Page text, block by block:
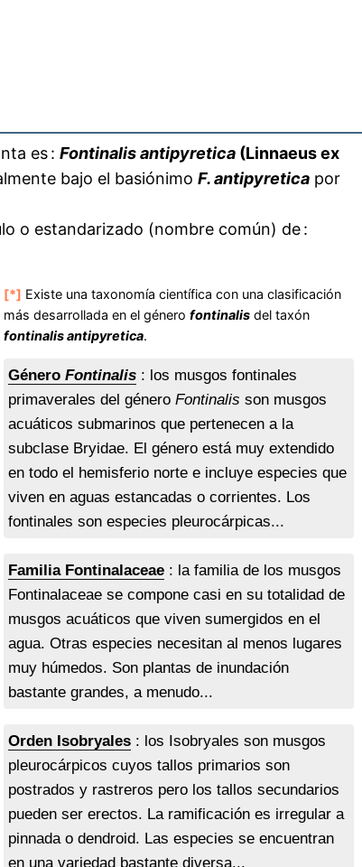
es : Fontinalis antipyretica (Linnaeus ex
bajo el basiónimo F. antipyretica por
o estandarizado (nombre común) de :
[*] Existe una taxonomía científica con una clasificación
más desarrollada en el génerofontinalis del taxón
fontinalis antipyretica.
GéneroFontinalis : los musgos fontinales
primaverales del géneroFontinalis son musgos
acuáticos submarinos que pertenecen a la
subclase Bryidae. El género está muy extendido
en todo el hemisferio norte e incluye especies que
viven en aguas estancadas o corrientes. Los
fontinales son especies pleurocárpicas...
Familia Fontinalaceae : la familia de los musgos
Fontinalaceae se compone casi en su totalidad de
musgos acuáticos que viven sumergidos en el
agua. Otras especies necesitan al menos lugares
muy húmedos. Son plantas de inundación
bastante grandes, a menudo...
Orden Isobryales : los Isobryales son musgos
pleurocárpicos cuyos tallos primarios son
postrados y rastreros pero los tallos secundarios
pueden ser erectos. La ramificación es irregular a
pinnada o dendroid. Las especies se encuentran
en una variedad bastante diversa...